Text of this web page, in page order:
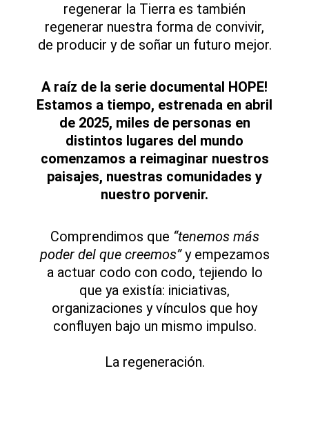
regenerar la Tierra es también
regenerar nuestra forma de convivir,
de producir y de soñar un futuro mejor.
A raíz de la serie documental HOPE!
Estamos a tiempo, estrenada en abril
de 2025, miles de personas en
distintos lugares del mundo
comenzamos a reimaginar nuestros
paisajes, nuestras comunidades y
nuestro porvenir.
Comprendimos que “tenemos más
poder del que creemos”y empezamos
a actuar codo con codo, tejiendo lo
que ya existía: iniciativas,
organizaciones y vínculos que hoy
confluyen bajo un mismo impulso.
La regeneración.